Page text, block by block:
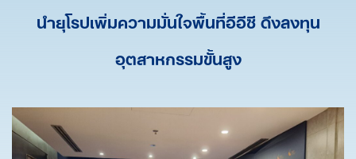
นำยุโรปเพิ่มความมั่นใจพื้นที่อีอีซี ดึงลงทุน
อุตสาหกรรมขั้นสูง